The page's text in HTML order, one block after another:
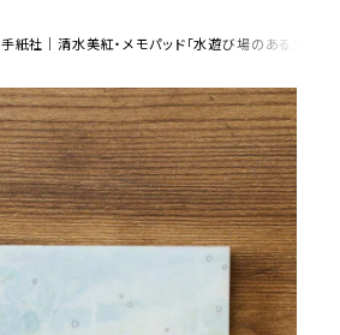
手紙社｜清水美紅・メモパッド「水遊び場のある公園」